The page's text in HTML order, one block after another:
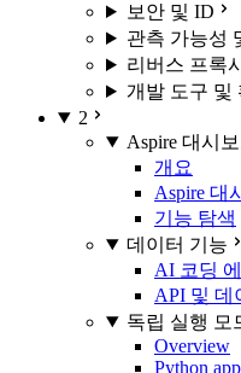
보안 및 ID
관측 가능성
리버스 프록
개발 도구 및
2
Aspire 대시
개요
Aspire 대
기능 탐색
데이터 기능
AI 코딩
API 및 데
독립 실행 모
Overview
Python